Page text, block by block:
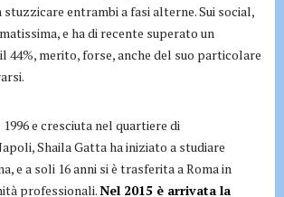
stuzzicare entrambi a fasi alterne. Sui social,
e ha di recente superato un
44%, merito, forse, anche del suo particolare
e cresciuta nel quartiere di
Shaila Gatta ha iniziato a studiare
e a soli 16 anni si è trasferita a Roma in
professionali.Nel 2015 è arrivata la